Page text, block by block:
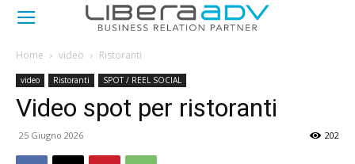
Home video Ristoranti
video Ristoranti SPOT / REEL SOCIAL
Video spot per ristoranti
25 Giugno 2026 202